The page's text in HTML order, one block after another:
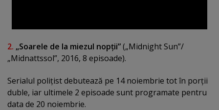
2. „Soarele de la miezul nopţii”(„Midnight Sun”/
„Midnattssol”, 2016, 8 episoade).
Serialul poliţist debutează pe 14 noiembrie tot în porţii
duble, iar ultimele 2 episoade sunt programate pentru
data de 20 noiembrie.